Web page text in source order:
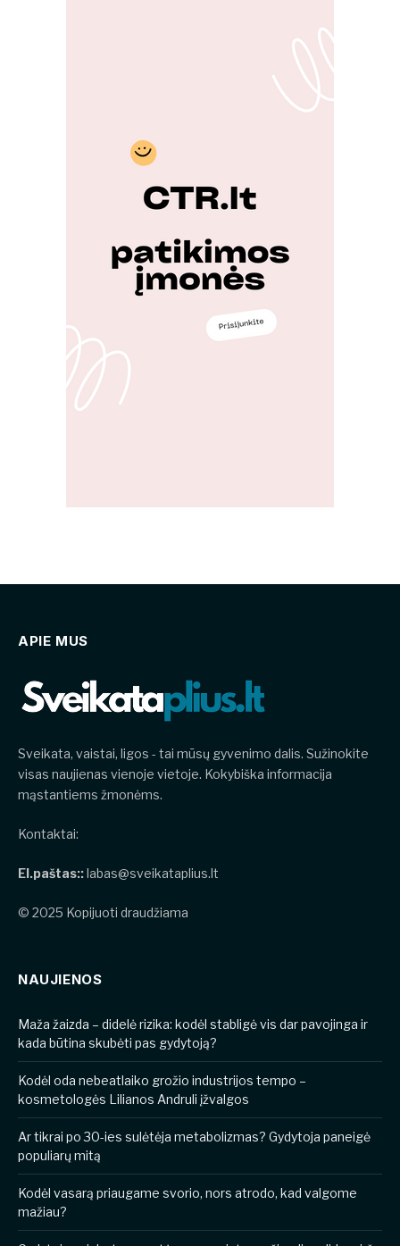
APIE MUS
Sveikata, vaistai, ligos - tai mūsų gyvenimo dalis. Sužinokite
visas naujienas vienoje vietoje. Kokybiška informacija
mąstantiems žmonėms.
Kontaktai:
El.paštas::labas@sveikataplius.lt
© 2025 Kopijuoti draudžiama
NAUJIENOS
​​Maža žaizda – didelė rizika: kodėl stabligė vis dar pavojinga ir
kada būtina skubėti pas gydytoją?
Kodėl oda nebeatlaiko grožio industrijos tempo –
kosmetologės Lilianos Andruli įžvalgos
Ar tikrai po 30-ies sulėtėja metabolizmas? Gydytoja paneigė
populiarų mitą
Kodėl vasarą priaugame svorio, nors atrodo, kad valgome
mažiau?